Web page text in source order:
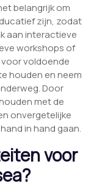
belangrijk om
zijn, zodat
aan interactieve
workshops of
voldoende
houden en neem
Door
met de
onvergetelijke
in hand gaan.
voor